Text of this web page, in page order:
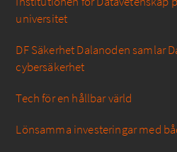
universitet
DF Säkerhet Dalanoden samlar
cybersäkerhet
Tech för en hållbar värld
Lönsamma investeringar med